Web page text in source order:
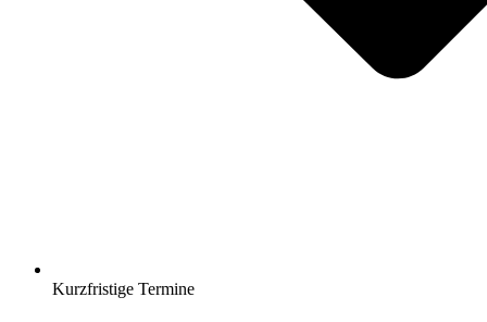
Kurzfristige Termine